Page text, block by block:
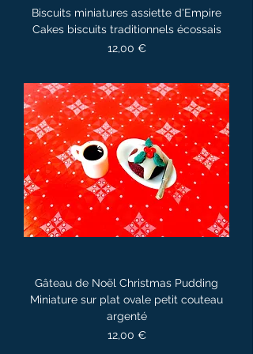
Biscuits miniatures assiette d'Empire
Cakes biscuits traditionnels écossais
Prix
12,00 €
Gâteau de Noël Christmas Pudding
Miniature sur plat ovale petit couteau
argenté
Prix
12,00 €